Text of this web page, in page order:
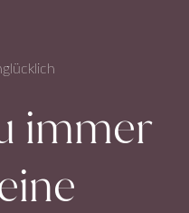
immer